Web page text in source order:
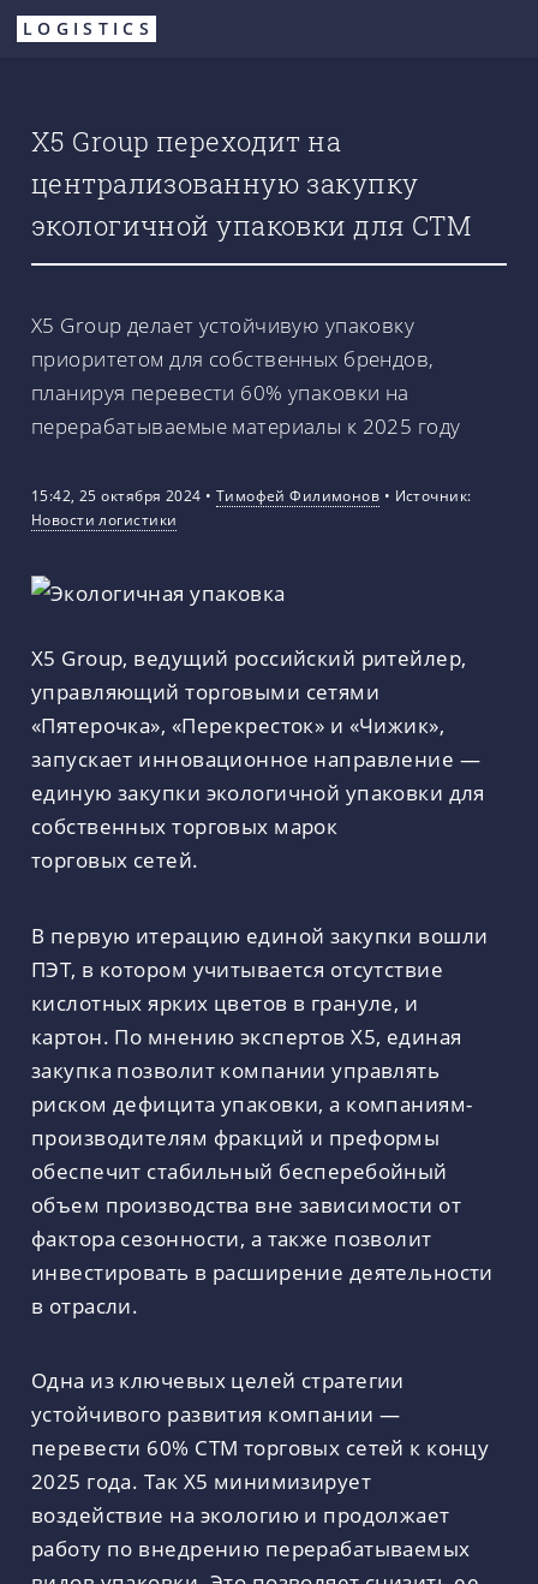
Перейти
LOGISTICS
Х5 Group переходит на
централизованную закупку
экологичной упаковки для СТМ
Х5 Group делает устойчивую упаковку
приоритетом для собственных брендов,
планируя перевести 60% упаковки на
перерабатываемые материалы к 2025 году
15:42, 25 октября 2024 • Тимофей Филимонов • Источник:
Новости логистики
Х5 Group, ведущий российский ритейлер,
управляющий торговыми сетями
«Пятерочка», «Перекресток» и «Чижик»,
запускает инновационное направление —
единую закупки экологичной упаковки для
собственных торговых марок
торговых сетей.
В первую итерацию единой закупки вошли
ПЭТ, в котором учитывается отсутствие
кислотных ярких цветов в грануле, и
картон. По мнению экспертов Х5, единая
закупка позволит компании управлять
риском дефицита упаковки, а компаниям-
производителям фракций и преформы
обеспечит стабильный бесперебойный
объем производства вне зависимости от
фактора сезонности, а также позволит
инвестировать в расширение деятельности
в отрасли.
Одна из ключевых целей стратегии
устойчивого развития компании —
перевести 60% СТМ торговых сетей к концу
2025 года. Так Х5 минимизирует
воздействие на экологию и продолжает
работу по внедрению перерабатываемых